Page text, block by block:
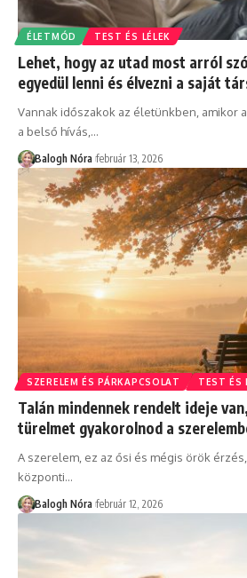
ÉLETMÓD TEST ÉS LÉLEK
Lehet, hogy az utad most arról
egyedül lenni és élvezni a saját
Vannak időszakok az életünkben, amikor
a belső hívás, …
Balogh Nóra február 13, 2026
SZERELEM ÉS PÁRKAPCSOLAT TEST ÉS
Talán mindennek rendelt ideje
türelmet gyakorolnod a
A szerelem, ez az ősi és mégis örök
központi…
Balogh Nóra február 12, 2026